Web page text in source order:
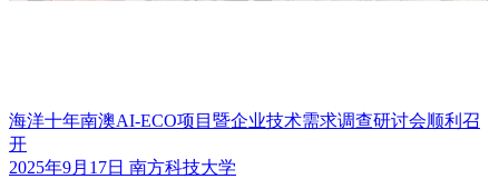
海洋十年南澳AI-ECO项目暨企业技术需求调查研讨会顺利召
开
2025年9月17日 南方科技大学